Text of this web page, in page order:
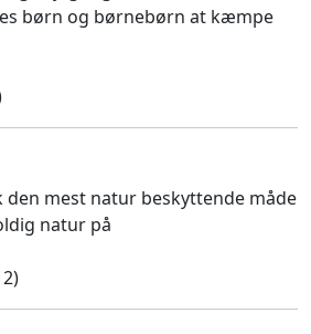
børn og børnebørn at kæmpe
den mest natur beskyttende måde
natur på